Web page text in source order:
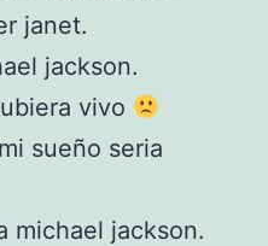
janet.
jackson.
vivo
sueño seria
michael jackson.